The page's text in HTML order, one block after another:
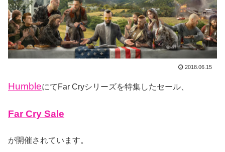
2018.06.15
HumbleにてFar Cryシリーズを特集したセール、
Far Cry Sale
が開催されています。